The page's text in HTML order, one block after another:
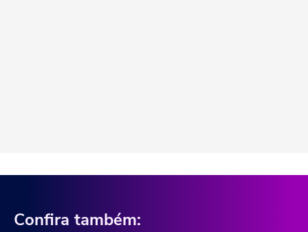
Confira também: